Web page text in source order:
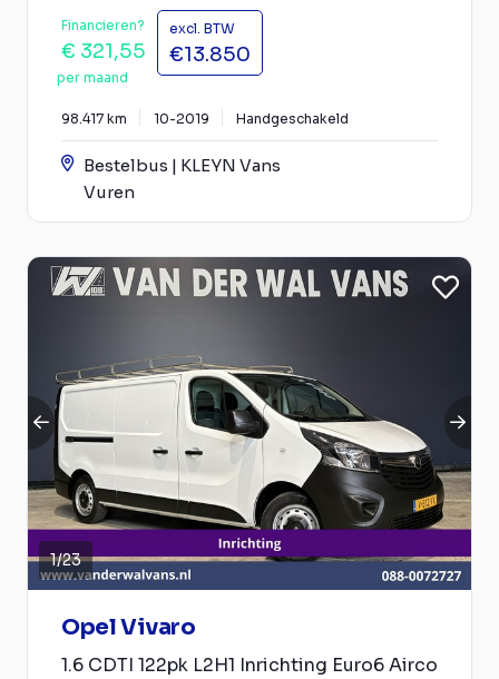
Financieren?
€ 321,55
per maand
excl. BTW
€13.850
98.417 km 10-2019 Handgeschakeld
Bestelbus | KLEYN Vans
Vuren
1/23
Opel Vivaro
1.6 CDTI 122pk L2H1 Inrichting Euro6 Airco